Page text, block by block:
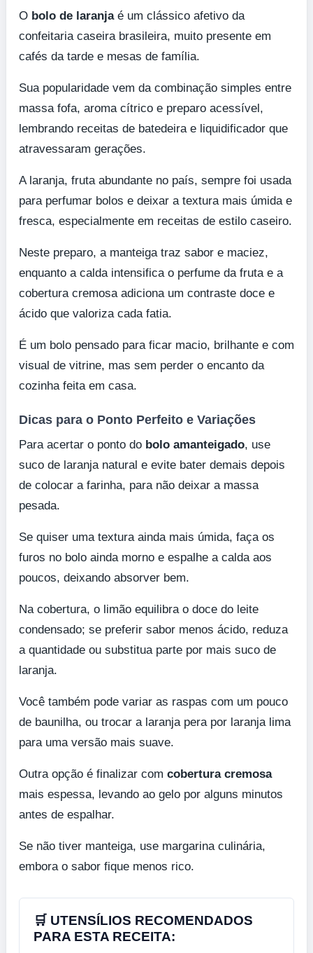
O bolo de laranjaé um clássico afetivo da
confeitaria caseira brasileira, muito presente em
cafés da tarde e mesas de família.
Sua popularidade vem da combinação simples entre
massa fofa, aroma cítrico e preparo acessível,
lembrando receitas de batedeira e liquidificador que
atravessaram gerações.
A laranja, fruta abundante no país, sempre foi usada
para perfumar bolos e deixar a textura mais úmida e
fresca, especialmente em receitas de estilo caseiro.
Neste preparo, a manteiga traz sabor e maciez,
enquanto a calda intensifica o perfume da fruta e a
cobertura cremosa adiciona um contraste doce e
ácido que valoriza cada fatia.
É um bolo pensado para ficar macio, brilhante e com
visual de vitrine, mas sem perder o encanto da
cozinha feita em casa.
Dicas para o Ponto Perfeito e Variações
Para acertar o ponto do bolo amanteigado, use
suco de laranja natural e evite bater demais depois
de colocar a farinha, para não deixar a massa
pesada.
Se quiser uma textura ainda mais úmida, faça os
furos no bolo ainda morno e espalhe a calda aos
poucos, deixando absorver bem.
Na cobertura, o limão equilibra o doce do leite
condensado; se preferir sabor menos ácido, reduza
a quantidade ou substitua parte por mais suco de
laranja.
Você também pode variar as raspas com um pouco
de baunilha, ou trocar a laranja pera por laranja lima
para uma versão mais suave.
Outra opção é finalizar com cobertura cremosa
mais espessa, levando ao gelo por alguns minutos
antes de espalhar.
Se não tiver manteiga, use margarina culinária,
embora o sabor fique menos rico.
🛒 UTENSÍLIOS RECOMENDADOS
PARA ESTA RECEITA: